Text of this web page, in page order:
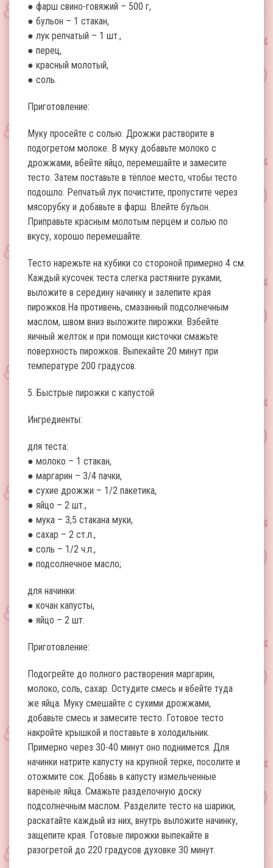
● фарш свино-говяжий – 500 г,
● бульон – 1 стакан,
● лук репчатый – 1 шт.,
● перец,
● красный молотый,
● соль.
Приготовление:
Муку просейте с солью. Дрожжи растворите в
подогретом молоке. В муку добавьте молоко с
дрожжами, вбейте яйцо, перемешайте и замесите
тесто. Затем поставьте в тёплое место, чтобы тесто
подошло. Репчатый лук почистите, пропустите через
мясорубку и добавьте в фарш. Влейте бульон.
Приправьте красным молотым перцем и солью по
вкусу, хорошо перемешайте.
Тесто нарежьте на кубики со стороной примерно 4 см.
Каждый кусочек теста слегка растяните руками,
выложите в середину начинку и залепите края
пирожков.На противень, смазанный подсолнечным
маслом, швом вниз выложите пирожки. Взбейте
яичный желток и при помощи кисточки смажьте
поверхность пирожков. Выпекайте 20 минут при
температуре 200 градусов.
5. Быстрые пирожки с капустой
Ингредиенты:
для теста:
● молоко – 1 стакан,
● маргарин – 3/4 пачки,
● сухие дрожжи – 1/2 пакетика,
● яйцо – 2 шт.,
● мука – 3,5 стакана муки,
● сахар – 2 ст.л.,
● соль – 1/2 ч.л.,
● подсолнечное масло;
для начинки:
● кочан капусты,
● яйцо – 2 шт.
Приготовление:
Подогрейте до полного растворения маргарин,
молоко, соль, сахар. Остудите смесь и вбейте туда
же яйца. Муку смешайте с сухими дрожжами,
добавьте смесь и замесите тесто. Готовое тесто
накройте крышкой и поставьте в холодильник.
Примерно через 30-40 минут оно поднимется. Для
начинки натрите капусту на крупной терке, посолите и
отожмите сок. Добавь в капусту измельченные
вареные яйца. Смажьте разделочную доску
подсолнечным маслом. Разделите тесто на шарики,
раскатайте каждый из них, внутрь выложите начинку,
защепите края. Готовые пирожки выпекайте в
разогретой до 220 градусов духовке 30 минут.